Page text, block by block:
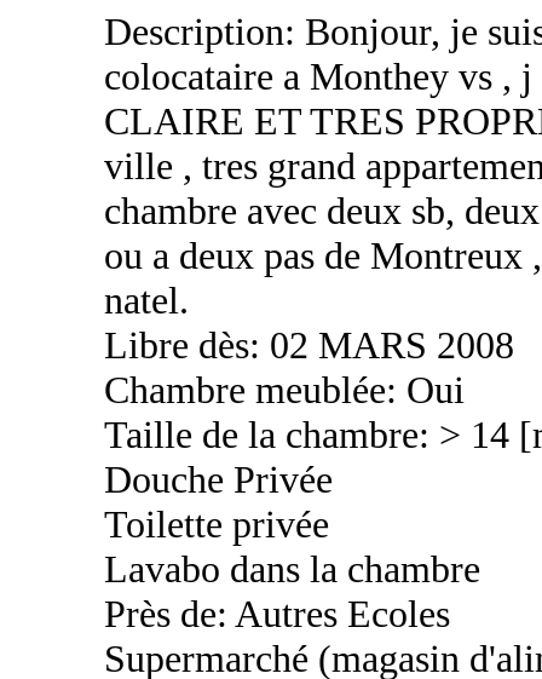
Description: Bonjour, je
colocataire a Monthey vs ,
CLAIRE ET TRES
ville , tres grand
chambre avec deux sb,
ou a deux pas de
natel.
Libre dès: 02 MARS 2008
Chambre meublée: Oui
Taille de la chambre: > 14
Douche Privée
Toilette privée
Lavabo dans la chambre
Près de: Autres Ecoles
Supermarché (magasin